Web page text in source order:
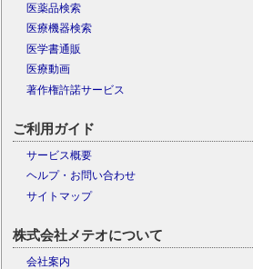
医薬品検索
医療機器検索
医学書通販
医療動画
著作権許諾サービス
ご利用ガイド
サービス概要
ヘルプ・お問い合わせ
サイトマップ
株式会社メテオについて
会社案内